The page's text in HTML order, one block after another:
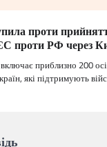
проти
проти РФ через
приблизно 200
які підтримують